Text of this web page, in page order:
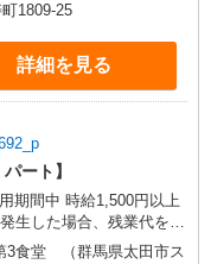
1809-25
詳細を見る
ート】
。3食堂 （群馬県太田市ス